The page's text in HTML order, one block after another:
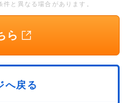
と異なる場合があります。
ら
へ戻る